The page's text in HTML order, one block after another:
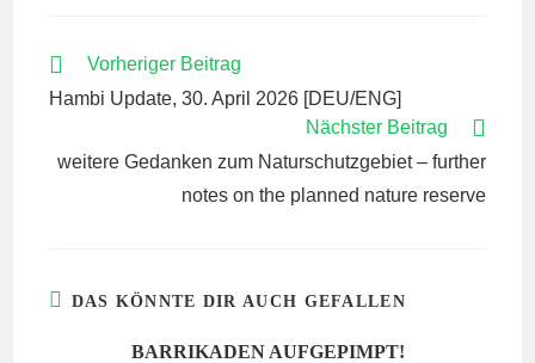
WEITERE
ANSEHEN
Vorheriger Beitrag
Hambi Update, 30. April 2026 [DEU/ENG]
Nächster Beitrag
weitere Gedanken zum Naturschutzgebiet – further
notes on the planned nature reserve
DAS KÖNNTE DIR AUCH GEFALLEN
BARRIKADEN AUFGEPIMPT!